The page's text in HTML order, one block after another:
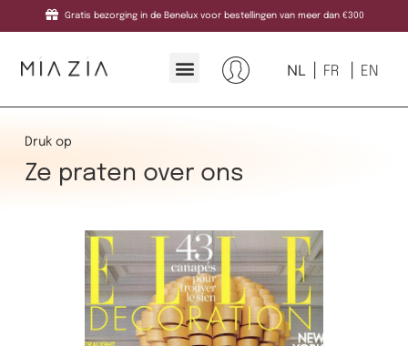
Gratis bezorging in de Benelux voor bestellingen van meer dan €300
NL FR EN
Druk op
Ze praten over ons